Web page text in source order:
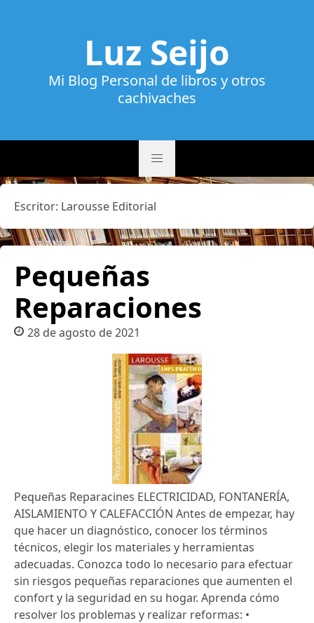
Luz Seijo
Mi Blog Personal de libros y otros
cachivaches
Escritor: Larousse Editorial
Pequeñas
Reparaciones
28 de agosto de 2021
Pequeñas Reparacines ELECTRICIDAD, FONTANERÍA,
AISLAMIENTO Y CALEFACCIÓN Antes de empezar, hay
que hacer un diagnóstico, conocer los términos
técnicos, elegir los materiales y herramientas
adecuadas. Conozca todo lo necesario para efectuar
sin riesgos pequeñas reparaciones que aumenten el
confort y la seguridad en su hogar. Aprenda cómo
resolver los problemas y realizar reformas: •